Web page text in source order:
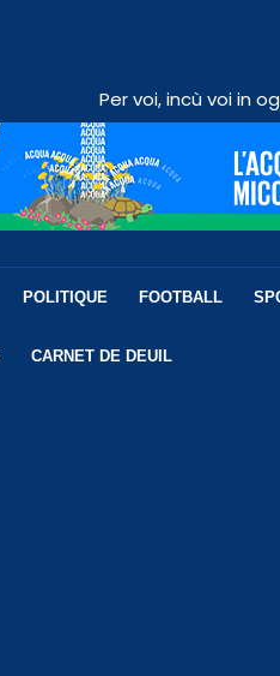
Per voi, incù voi in
POLITIQUE FOOTBALL
CARNET DE DEUIL